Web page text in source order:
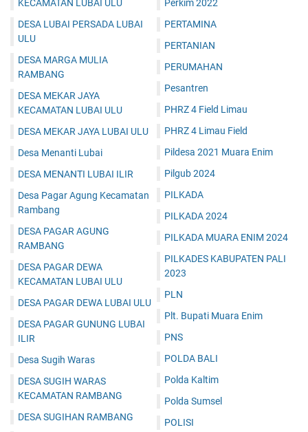
KECAMATAN LUBAI ULU
DESA LUBAI PERSADA LUBAI
ULU
DESA MARGA MULIA
RAMBANG
DESA MEKAR JAYA
KECAMATAN LUBAI ULU
DESA MEKAR JAYA LUBAI ULU
Desa Menanti Lubai
DESA MENANTI LUBAI ILIR
Desa Pagar Agung Kecamatan
Rambang
DESA PAGAR AGUNG
RAMBANG
DESA PAGAR DEWA
KECAMATAN LUBAI ULU
DESA PAGAR DEWA LUBAI ULU
DESA PAGAR GUNUNG LUBAI
ILIR
Desa Sugih Waras
DESA SUGIH WARAS
KECAMATAN RAMBANG
DESA SUGIHAN RAMBANG
Perkim 2022
PERTAMINA
PERTANIAN
PERUMAHAN
Pesantren
PHRZ 4 Field Limau
PHRZ 4 Limau Field
Pildesa 2021 Muara Enim
Pilgub 2024
PILKADA
PILKADA 2024
PILKADA MUARA ENIM 2024
PILKADES KABUPATEN PALI
2023
PLN
Plt. Bupati Muara Enim
PNS
POLDA BALI
Polda Kaltim
Polda Sumsel
POLISI